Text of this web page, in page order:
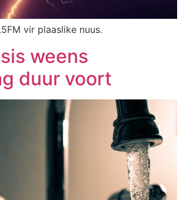
vir plaaslike nuus.
weens
duur voort